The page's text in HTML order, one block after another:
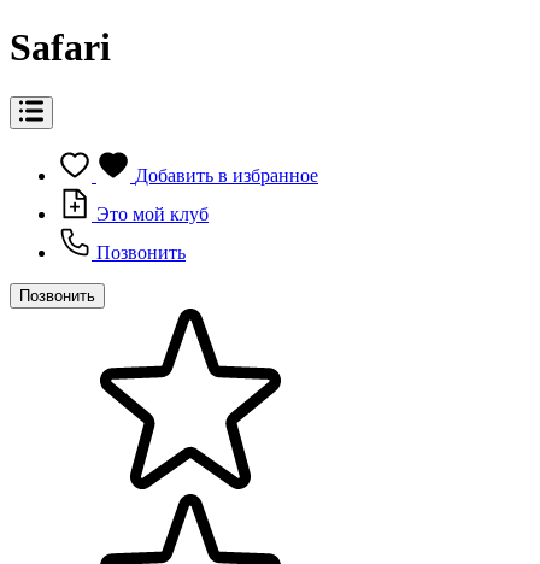
Safari
Добавить в избранное
Это мой клуб
Позвонить
Позвонить